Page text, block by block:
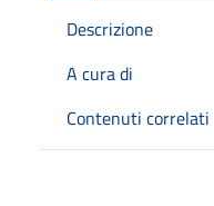
Descrizione
A cura di
Contenuti correlati